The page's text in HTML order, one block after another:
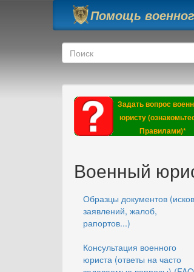
Перейти к основному содержанию
Помощь
Форма поиска
Поиск
Задать вопрос
юристу
Правилами)*
Военный
Образцы документов
заявлений, жалоб,
рапортов...)
Консультация военного
юриста (ответы на часто